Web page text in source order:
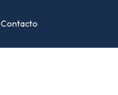
Contacto